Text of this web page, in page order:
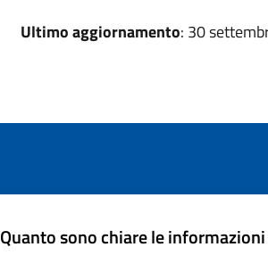
Ultimo aggiornamento: 30
Quanto sono chiare le